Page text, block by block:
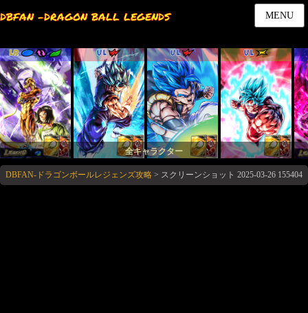
DBFAN -DRAGON BALL LEGENDS MENU
LR UL UL UL
全キャラクター
DBFAN-ドラゴンボールレジェンズ攻略 > スクリーンショット 2025-03-26 155404